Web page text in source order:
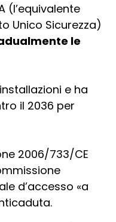
(l’equivalente
Unico Sicurezza)
le
e ha
il 2036 per
2006/733/CE
d’accesso «a